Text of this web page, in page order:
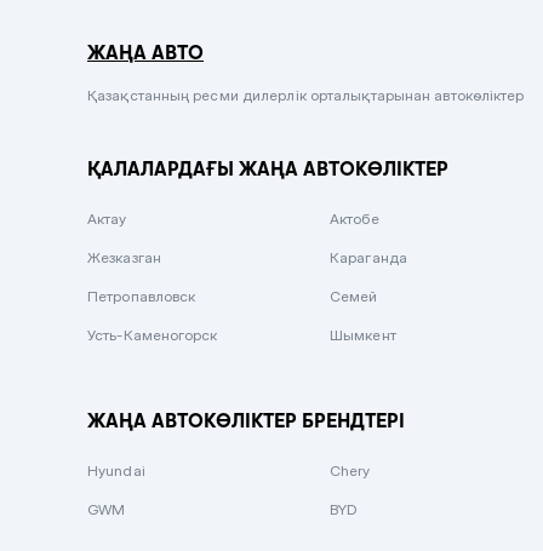
Сиреневый металлик
Вишневый
ЖАҢА АВТО
Қазақстанның ресми дилерлік орталықтарынан автокөліктер
ҚАЛАЛАРДАҒЫ ЖАҢА АВТОКӨЛІКТЕР
Актау Актобе
Жезказган Караганда
Петропавловск Семей
Усть-Каменогорск Шымкент
ЖАҢА АВТОКӨЛІКТЕР БРЕНДТЕРІ
Hyundai Chery
GWM BYD